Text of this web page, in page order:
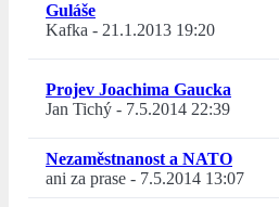
Guláše
Kafka - 21.1.2013 19:20
Projev Joachima Gaucka
Jan Tichý - 7.5.2014 22:39
Nezaměstnanost a NATO
ani za prase - 7.5.2014 13:07